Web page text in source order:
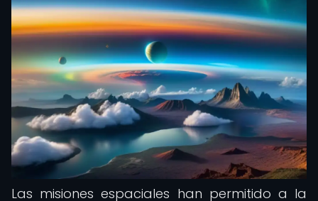
Las misiones espaciales han permitido a la